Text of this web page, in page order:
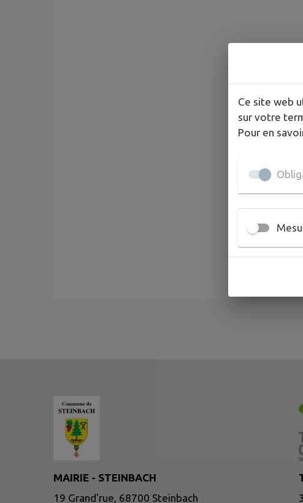
MAIRIE - STEINBACH
19 Grand'rue, 68700 Steinbach
Ce site web
sur votre
Pour en